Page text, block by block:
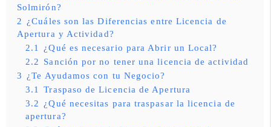
Solmirón?
2 ¿Cuáles son las Diferencias entre Licencia de
Apertura y Actividad?
2.1
¿Qué es necesario para Abrir un Local?
2.2 Sanción por no tener una licencia de actividad
3 ¿Te Ayudamos con tu Negocio?
3.1
Traspaso de Licencia de Apertura
3.2 ¿Qué necesitas para traspasar la licencia de
apertura?